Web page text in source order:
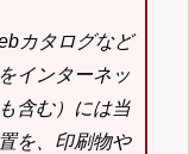
カタログなど
インターネッ
含む）には当
を、印刷物や